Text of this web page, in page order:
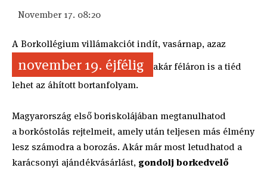
November 17. 08:20
A Borkollégium villámakciót indít, vasárnap, azaz
november 19. éjfélig
akár féláron is a tiéd
lehet az áhított bortanfolyam.
Magyarország első boriskolájában megtanulhatod
a borkóstolás rejtelmeit, amely után teljesen más élmény
lesz számodra a borozás. Akár már most letudhatod a
karácsonyi ajándékvásárlást, gondolj borkedvelő